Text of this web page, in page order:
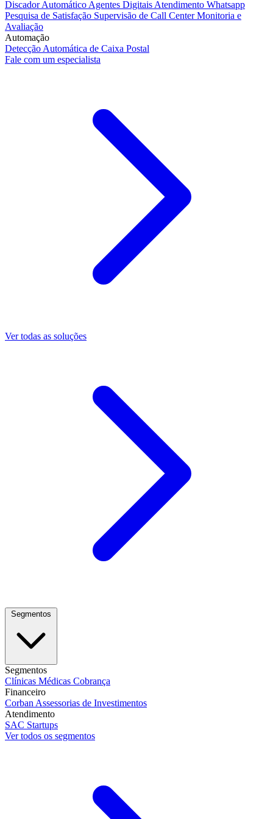
Discador Automático Agentes Digitais Atendimento Whatsapp
Pesquisa de Satisfação Supervisão de Call CenterMonitoria e
Avaliação
Automação
Detecção Automática de Caixa Postal
Fale com um especialista
Ver todas as soluções
Segmentos
Segmentos
Clínicas Médicas Cobrança
Financeiro
Corban Assessorias de Investimentos
Atendimento
SAC Startups
Ver todos os segmentos